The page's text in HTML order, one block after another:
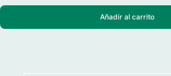
Añadir al carrito